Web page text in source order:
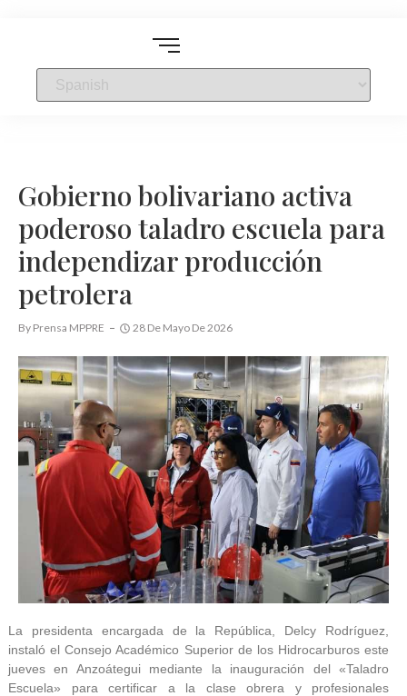
Gobierno bolivariano activa
poderoso taladro escuela para
independizar producción
petrolera
By Prensa MPPRE 28 De Mayo De 2026
La presidenta encargada de la República, Delcy Rodríguez,
instaló el Consejo Académico Superior de los Hidrocarburos este
jueves en Anzoátegui mediante la inauguración del «Taladro
Escuela» para certificar a la clase obrera y profesionales